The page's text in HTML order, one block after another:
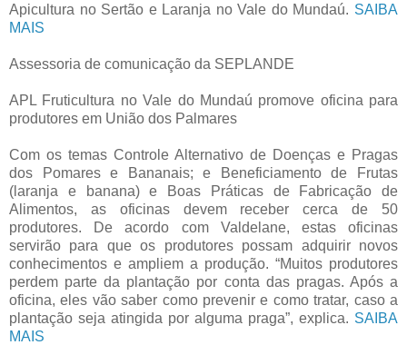
Apicultura no Sertão e Laranja no Vale do Mundaú. SAIBA
MAIS
Assessoria de comunicação da SEPLANDE
APL Fruticultura no Vale do Mundaú promove oficina para
produtores em União dos Palmares
Com os temas Controle Alternativo de Doenças e Pragas
dos Pomares e Bananais; e Beneficiamento de Frutas
(laranja e banana) e Boas Práticas de Fabricação de
Alimentos, as oficinas devem receber cerca de 50
produtores. De acordo com Valdelane, estas oficinas
servirão para que os produtores possam adquirir novos
conhecimentos e ampliem a produção. “Muitos produtores
perdem parte da plantação por conta das pragas. Após a
oficina, eles vão saber como prevenir e como tratar, caso a
plantação seja atingida por alguma praga”, explica. SAIBA
MAIS